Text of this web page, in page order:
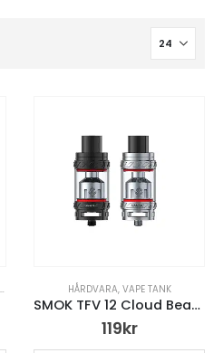
VARUMÄRKEN HÅRDVARA, VAPE TANK
SMOK TFV 12 Cloud Beast King
119kr